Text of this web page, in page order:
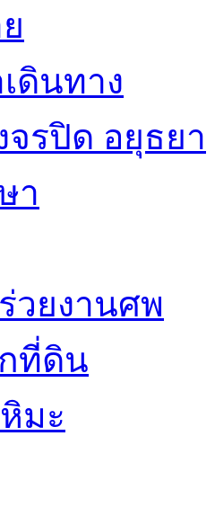
ดินทาง
จรปิด อยุธยา
า
วยงานศพ
ที่ดิน
มะ